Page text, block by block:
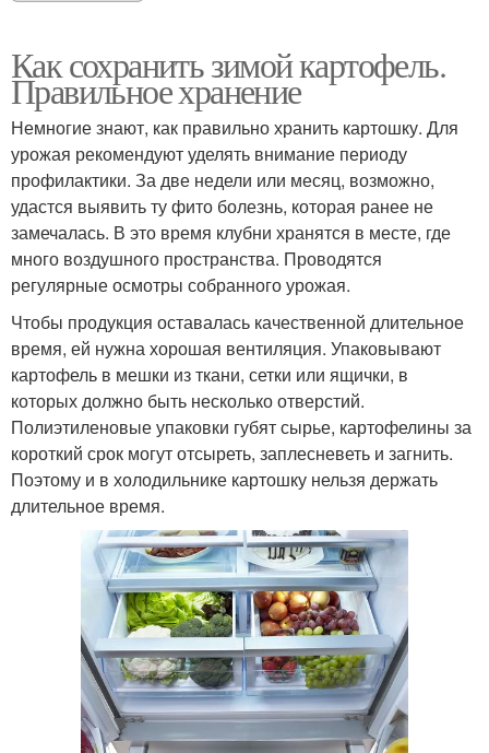
Как сохранить зимой картофель.
Правильное хранение
Немногие знают, как правильно хранить картошку. Для
урожая рекомендуют уделять внимание периоду
профилактики. За две недели или месяц, возможно,
удастся выявить ту фито болезнь, которая ранее не
замечалась. В это время клубни хранятся в месте, где
много воздушного пространства. Проводятся
регулярные осмотры собранного урожая.
Чтобы продукция оставалась качественной длительное
время, ей нужна хорошая вентиляция. Упаковывают
картофель в мешки из ткани, сетки или ящички, в
которых должно быть несколько отверстий.
Полиэтиленовые упаковки губят сырье, картофелины за
короткий срок могут отсыреть, заплесневеть и загнить.
Поэтому и в холодильнике картошку нельзя держать
длительное время.